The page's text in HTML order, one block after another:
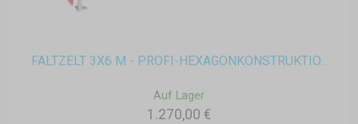
FALTZELT 3X6 M - PROFI-HEXAGONKONSTRUKTIO...
Auf Lager
1.270,00 €